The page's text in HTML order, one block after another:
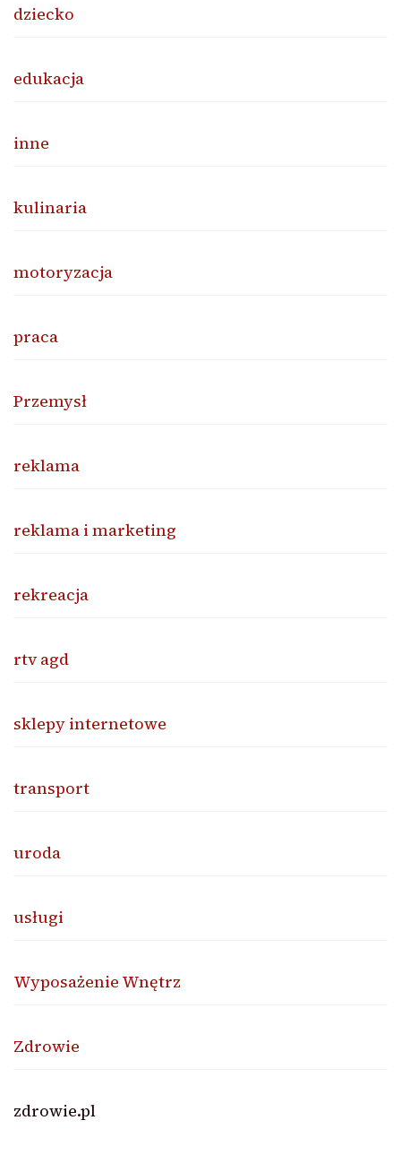
dziecko
edukacja
inne
kulinaria
motoryzacja
praca
Przemysł
reklama
reklama i marketing
rekreacja
rtv agd
sklepy internetowe
transport
uroda
usługi
Wyposażenie Wnętrz
Zdrowie
zdrowie.pl